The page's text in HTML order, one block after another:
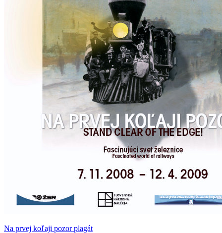
Na prvej koľaji pozor plagát